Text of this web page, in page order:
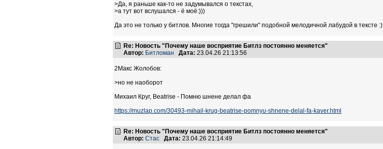
>Да, я раньше как-то не задумывался о текстах,
>а тут вот вслушался - ё моё:)))
Да это не только у битлов. Многие тогда "грешили" подобной мелодичной лабудой в тексте :)
Re: Новость "Почему наше восприятие Битлз постоянно меняется"
Автор: Битломан Дата: 23.04.26 21:13:56
2Макс Жолобов:
>но не наоборот
Михаил Круг, Beatrise - Помню шнене делал фа
https://muzlap.com/30493-mihail-krug-beatrise-pomnyu-shnene-delal-fa-kaver.html
Re: Новость "Почему наше восприятие Битлз постоянно меняется"
Автор: Стас Дата: 23.04.26 21:14:49